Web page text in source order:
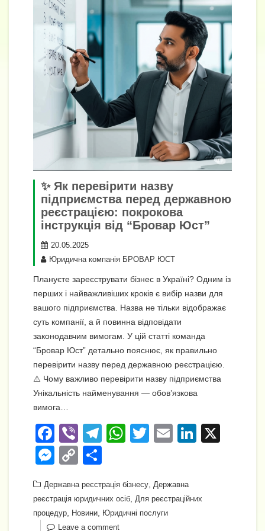
✨ Як перевірити назву
підприємства перед державною
реєстрацією: покрокова
інструкція від “Бровар Юст”
20.05.2025
Юридична компанія БРОВАР ЮСТ
Плануєте зареєструвати бізнес в Україні? Одним із
перших і найважливіших кроків є вибір назви для
вашого підприємства. Назва не тільки відображає
суть компанії, а й повинна відповідати
законодавчим вимогам. У цій статті команда
“Бровар Юст” детально пояснює, як правильно
перевірити назву перед державною реєстрацією.
⚠️ Чому важливо перевірити назву підприємства
Унікальність найменування — обов’язкова
вимога…
F
a
c
e
b
Vi
b
er
T
gr
a
W
s
A
T
er
E
Li
M
ss
e
C
p
y
ді
л
Державна реєстрація бізнесу, Державна
реєстрація юридичних осіб, Для реєстраційних
процедур, Новини, Юридичні послуги
Leave a comment